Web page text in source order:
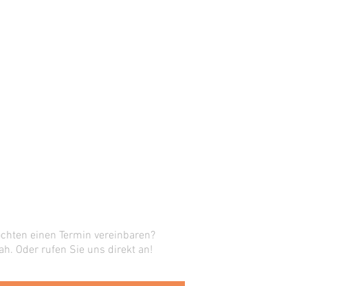
einen Termin vereinbaren?
Oder rufen Sie uns direkt an!